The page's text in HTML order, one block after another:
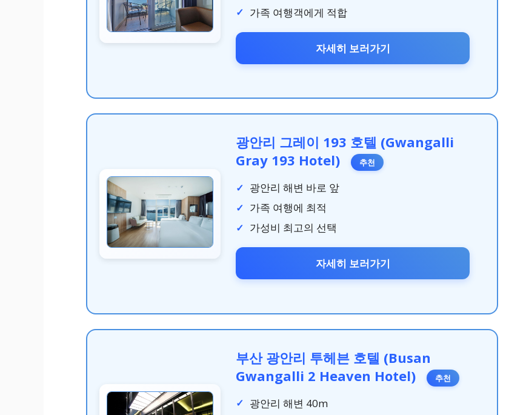
가족 여행객에게 적합
자세히 보러가기
광안리 그레이 193 호텔 (Gwangalli
Gray 193 Hotel)
추천
광안리 해변 바로 앞
가족 여행에 최적
가성비 최고의 선택
자세히 보러가기
부산 광안리 투헤븐 호텔 (Busan
Gwangalli 2 Heaven Hotel)
추천
광안리 해변 40m